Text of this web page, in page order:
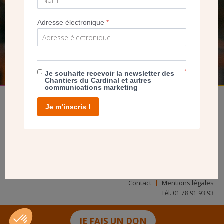
JE FAIS UN DON
Contact Mentions légales
Tél. 01 78 91 93 93
Adresse électronique*
Je souhaite recevoir la newsletter des
Chantiers du Cardinal et autres
communications marketing
*
Je m’inscris !